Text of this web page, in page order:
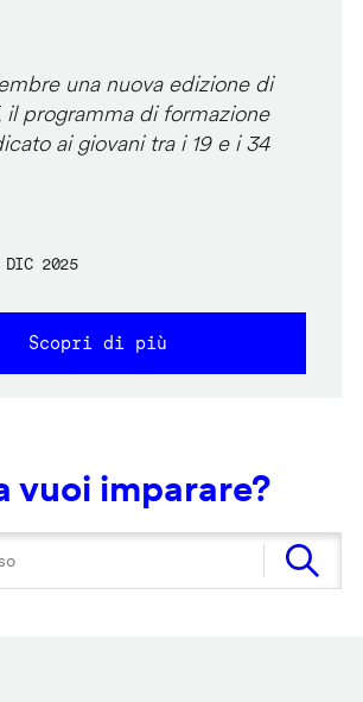
una nuova edizione di
il programma di formazione
ai giovani tra i 19 e i 34
DIC 2025
Scopri di più
vuoi imparare?